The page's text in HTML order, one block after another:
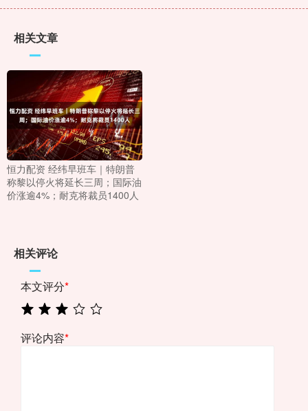
相关文章
恒力配资 经纬早班车｜特朗普
称黎以停火将延长三周；国际油
价涨逾4%；耐克将裁员1400人
相关评论
本文评分*
评论内容*